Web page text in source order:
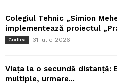
Colegiul Tehnic „Simion
implementează proiectul
Codlea 31 iulie 2026
Viața la o secundă distanță:
multiple, urmare...